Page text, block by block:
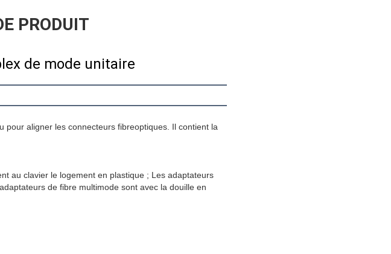
PRODUIT
de mode unitaire
pour aligner les connecteurs fibreoptiques. Il contient la
au clavier le logement en plastique ; Les adaptateurs
de fibre multimode sont avec la douille en